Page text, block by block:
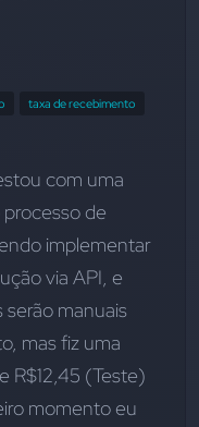
taxa de recebimento
com uma
de
implementar
via API, e
manuais
mas fiz uma
R$12,45 (Teste)
momento eu